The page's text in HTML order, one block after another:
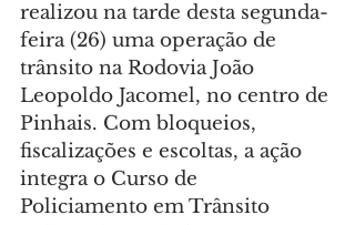
realizou na tarde desta segunda-
feira (26) uma operação de
trânsito na Rodovia João
Leopoldo Jacomel, no centro de
Pinhais. Com bloqueios,
fiscalizações e escoltas, a ação
integra o Curso de
Policiamento em Trânsito